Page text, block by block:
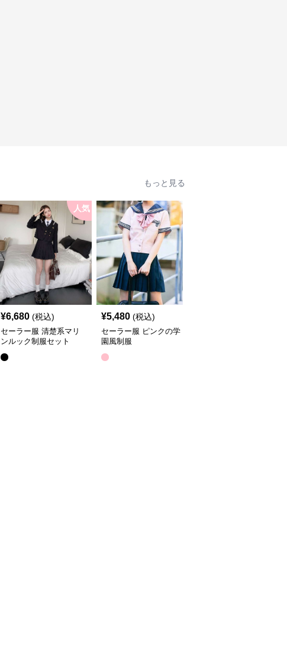
もっと見る
人気
¥6,680 (税込)
セーラー服 清楚系マリ
ンルック制服セット
¥5,480 (税込)
セーラー服 ピンクの学
園風制服